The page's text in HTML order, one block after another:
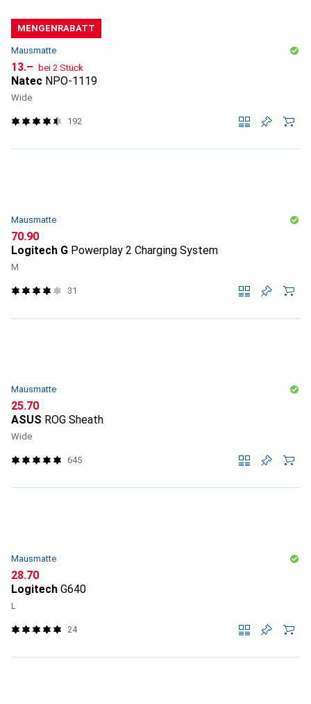
MENGENRABATT
Mausmatte
CHF
13.– bei 2 Stück
Natec NPO-1119
Wide
192
Mausmatte
CHF
70.90
Logitech G Powerplay 2 Charging System
M
31
Mausmatte
CHF
25.70
ASUS ROG Sheath
Wide
645
Mausmatte
CHF
28.70
Logitech G640
L
24